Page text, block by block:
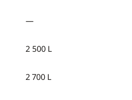
—
2 500 L
2 700 L